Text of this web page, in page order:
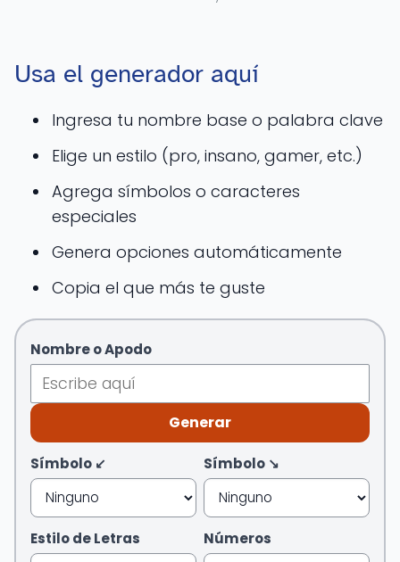
Usa el generador aquí
Ingresa tu nombre base o palabra clave
Elige un estilo (pro, insano, gamer, etc.)
Agrega símbolos o caracteres
especiales
Genera opciones automáticamente
Copia el que más te guste
Nombre o Apodo
Generar
Símbolo ↙ Símbolo ↘
Estilo de Letras Números